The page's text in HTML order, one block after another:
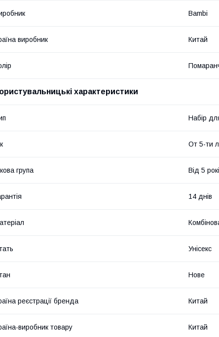
Bambi
виробник Китай
характеристики
Набір
От 5-ти
група Від 5
14 днів
Унісекс
Нове
реєстрації бренда Китай
виробник товару Китай